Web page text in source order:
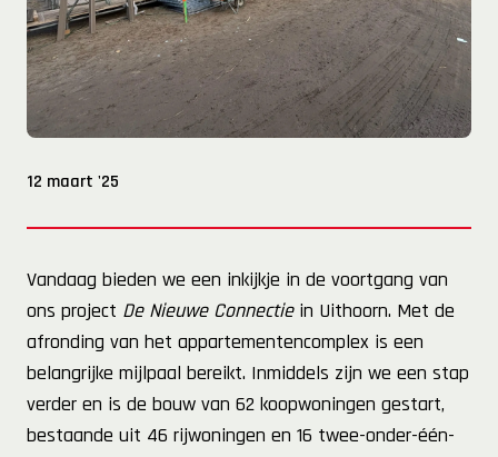
12 maart '25
Vandaag bieden we een inkijkje in de voortgang van
ons project De Nieuwe Connectiein Uithoorn. Met de
afronding van het appartementencomplex is een
belangrijke mijlpaal bereikt. Inmiddels zijn we een stap
verder en is de bouw van 62 koopwoningen gestart,
bestaande uit 46 rijwoningen en 16 twee-onder-één-